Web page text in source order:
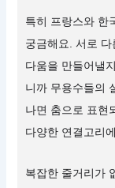
특히 프랑스와 한
궁금해요. 서로
다움을 만들어낼
니까 무용수들의
나면 춤으로 표현
다양한 연결고리
복잡한 줄거리가